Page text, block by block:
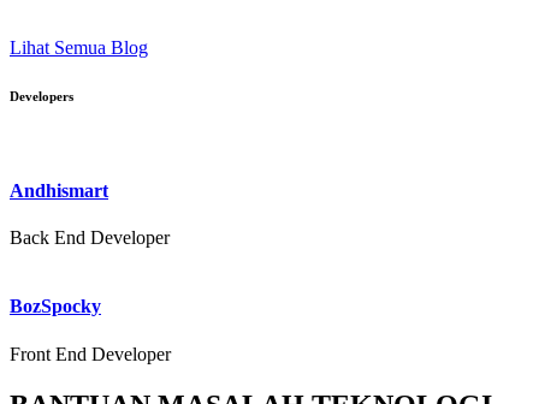
Lihat Semua Blog
Developers
Andhismart
Back End Developer
BozSpocky
Front End Developer